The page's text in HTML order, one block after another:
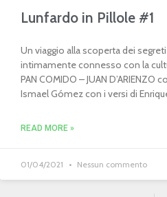
Lunfardo in Pillole #1
Un viaggio alla scoperta dei
intimamente connesso con la
PAN COMIDO – JUAN D’ARIENZO
Ismael Gómez con i versi di
READ MORE »
01/04/2021 Nessun commento